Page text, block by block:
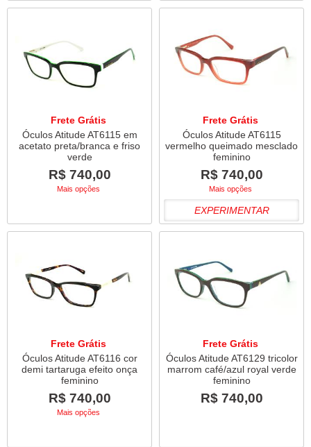
Frete Grátis
Óculos Atitude AT6115 em
acetato preta/branca e friso
verde
R$ 740,00
Mais opções
Frete Grátis
Óculos Atitude AT6115
vermelho queimado mesclado
feminino
R$ 740,00
Mais opções
EXPERIMENTAR
Frete Grátis
Óculos Atitude AT6116 cor
demi tartaruga efeito onça
feminino
R$ 740,00
Mais opções
Frete Grátis
Óculos Atitude AT6129 tricolor
marrom café/azul royal verde
feminino
R$ 740,00